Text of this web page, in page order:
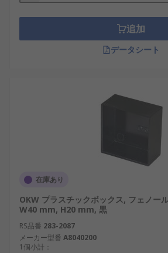
追加
データシート
在庫あり
OKW プラスチックボックス, フェノー
W40 mm, H20 mm, 黒
RS品番 283-2087
メーカー型番 A8040200
1個小計：